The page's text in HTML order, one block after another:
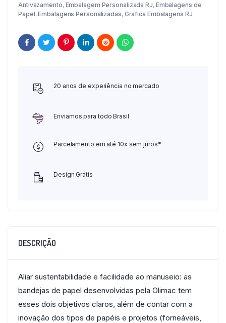
Antivazamento, Embalagem Personalizada RJ, Embalagens de
Papel,Embalagens Personalizadas, Grafica Embalagens RJ
20 anos de experiência no mercado
Enviamos para todo Brasil
Parcelamento em até 10x sem juros*
Design Grátis
DESCRIÇÃO
Aliar sustentabilidade e facilidade ao manuseio: as
bandejas de papel desenvolvidas pela Olimac tem
esses dois objetivos claros, além de contar com a
inovação dos tipos de papéis e projetos (forneáveis,